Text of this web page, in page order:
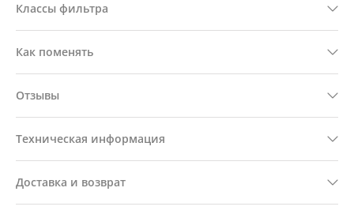
Классы фильтра
Как поменять
Отзывы
Техническая информация
Доставка и возврат